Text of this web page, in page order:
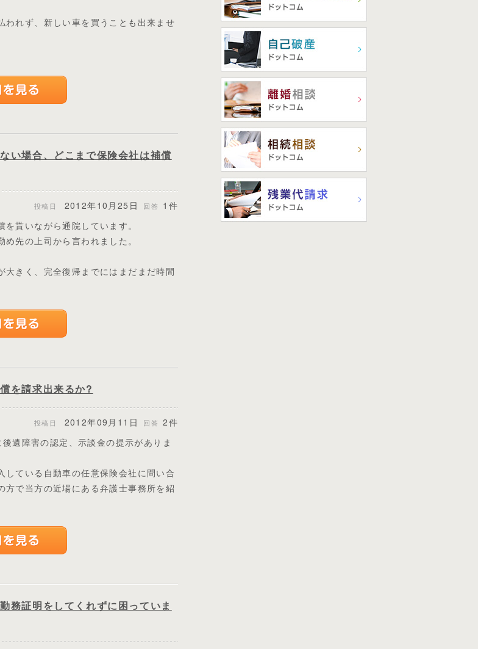
れず、新しい車を買うことも出来ませ
い場合、どこまで保険会社は補償
投稿日 2012年10月25日 回答
1件
貰いながら通院しています。
先の上司から言われました。
大きく、完全復帰までにはまだまだ時間
を請求出来るか?
投稿日 2012年09月11日 回答 2件
遺障害の認定、示談金の提示がありま
ている自動車の任意保険会社に問い合
で当方の近場にある弁護士事務所を紹
務証明をしてくれずに困っていま